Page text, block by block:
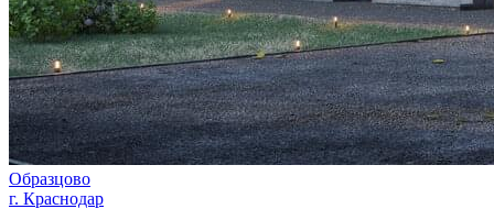
Образцово
г. Краснодар